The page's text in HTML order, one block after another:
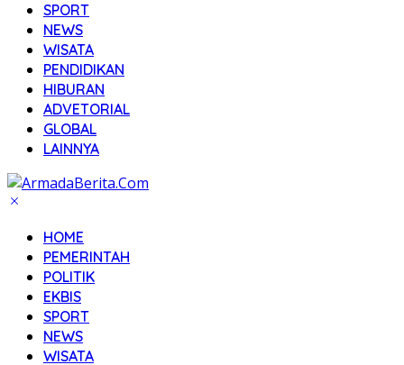
SPORT
NEWS
WISATA
PENDIDIKAN
HIBURAN
ADVETORIAL
GLOBAL
LAINNYA
HOME
PEMERINTAH
POLITIK
EKBIS
SPORT
NEWS
WISATA